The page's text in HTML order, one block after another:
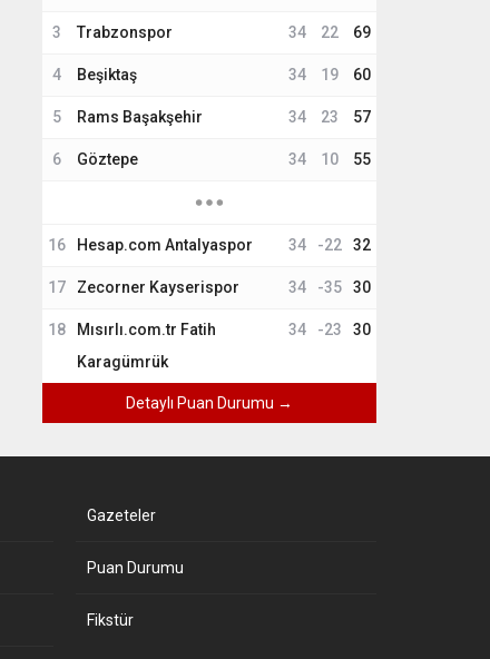
3 Trabzonspor 34 22 69
4 Beşiktaş 34 19 60
5 Rams Başakşehir 34 23 57
6 Göztepe 34 10 55
16 Hesap.com Antalyaspor 34 -22 32
17 Zecorner Kayserispor 34 -35 30
18
Mısırlı.com.tr Fatih
Karagümrük
34 -23 30
Detaylı Puan Durumu →
Gazeteler
Puan Durumu
Fikstür